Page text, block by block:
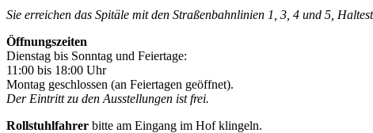
Sie erreichen das Spitäle mit den Straßenbahnlinien 1, 3, 4 und 5,
Öffnungszeiten
Dienstag bis Sonntag und Feiertage:
11:00 bis 18:00 Uhr
Montag geschlossen (an Feiertagen geöffnet).
Der Eintritt zu den Ausstellungen ist frei.
Rollstuhlfahrer bitte am Eingang im Hof klingeln.